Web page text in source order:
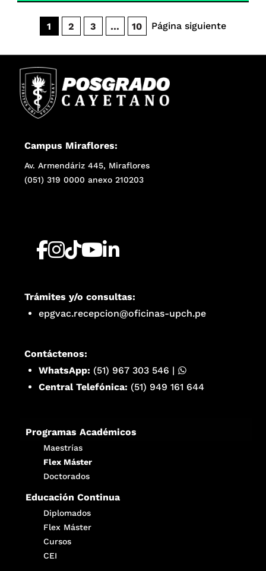
1 2 3 … 10 Página siguiente
Campus Miraflores:
Av. Armendáriz 445, Miraflores
(051) 319 0000 anexo 210203
Trámites y/o consultas:
epgvac.recepcion@oficinas-upch.pe
Contáctenos:
WhatsApp: (51) 967 303 546 |
Central Telefónica: (51) 949 161 644
Programas Académicos
Maestrías
Flex Máster
Doctorados
Educación Continua
Diplomados
Flex Máster
Cursos
CEI